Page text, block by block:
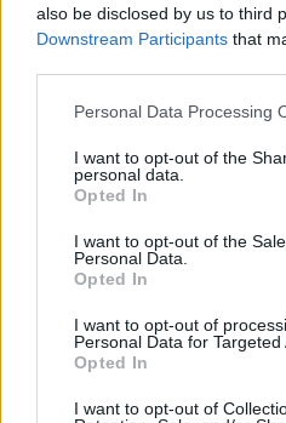
also be disclosed by us to third
Downstream Participants that
Personal Data Processing
I want to opt-out of the
personal data.
Opted In
I want to opt-out of the
Personal Data.
Opted In
I want to opt-out of
Personal Data for Targeted
Opted In
I want to opt-out of
ΕΤΑΙΡΙΑ ΝΟΜΙΚΩΝ
ΕΤΑΙΡΙΑ»- «ΣΑΛΦΩ ΚΑΙ
ΕΤΑΙΡΕΙΑ ΣΥΜΒΟΥΛΟΙ
ΕΡΓΩΝ- ΣΑΛΦΩ ΚΑΙ
ΣΥΜΒΟΥΛΟΙ ΜΗΧΑΝΙΚΟΙ
ΡΟΪΚΟΣ Α.Ε.»